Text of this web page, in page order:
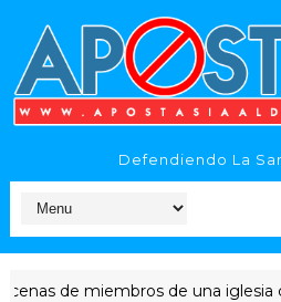
Defendiendo La
de miembros de una iglesia